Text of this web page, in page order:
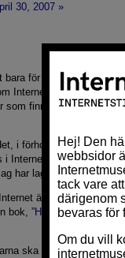
30, 2007 »
bara för att jag tycker att
Internet, både om dess
som finns och som inte
i förhoppning om att
Internets mörka gränder
har lagt in några länkar
än deras föräldrar
bok, ”Handbok för
ska förstå vad deras